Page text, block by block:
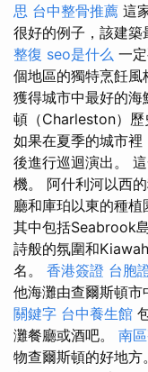
思 台中整骨推薦 這
很好的例子，該建築
整復 seo是什么 一
個地區的獨特烹飪風
獲得城市中最好的
頓（Charleston）歷
如果在夏季的城市裡
後進行巡迴演出。
機。 阿什利河以西
廳和庫珀以東的種植
其中包括Seabrook
詩般的氛圍和
名。 香港簽證 台胞
他海灘由查爾斯頓市
關鍵字 台中養生館
灘餐廳或酒吧。 南
物查爾斯頓的好地